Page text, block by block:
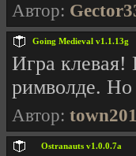
Автор:
Going Medieval v1.1.13g
Игра клевая!
римволде. Но
Автор:
Ostranauts v1.0.0.7a